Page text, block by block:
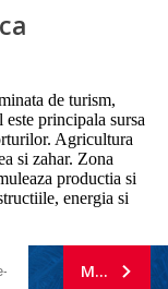
de turism,
principala sursa
Agricultura
si zahar. Zona
productia si
energia si
MA